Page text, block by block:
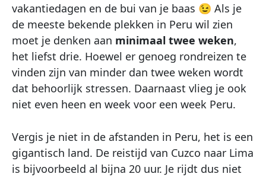
vakantiedagen en de bui van je baas 😉 Als je
de meeste bekende plekken in Peru wil zien
moet je denken aan minimaal twee weken,
het liefst drie. Hoewel er genoeg rondreizen te
vinden zijn van minder dan twee weken wordt
dat behoorlijk stressen. Daarnaast vlieg je ook
niet even heen en week voor een week Peru.
Vergis je niet in de afstanden in Peru, het is een
gigantisch land. De reistijd van Cuzco naar Lima
is bijvoorbeeld al bijna 20 uur. Je rijdt dus niet